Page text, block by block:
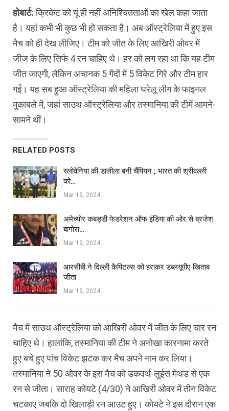
होबार्ट:क्रिकेट को यूं ही नहीं अनिश्चितताओं का खेल कहा जाता
है। यहां कभी भी कुछ भी हो सकता है। अब ऑस्ट्रेलिया में हुए इस
मैच को ही देख लीजिए। टीम को जीत के लिए आखिरी ओवर में
जीज के लिए सिर्फ 4 रन चाहिए थे। हर को लग रहा था कि यह टीम
जीत जाएगी, लेकिन अचानक 5 गेंदों में 5 विकेट गिरे और टीम हार
गई। यह सब हुआ ऑस्ट्रेलिया की महिला घरेलू लीग के फाइनल
मुकाबले में, जहां साउथ ऑस्ट्रेलिया और तस्मानिया की टीमें आमने-
सामने थीं।
RELATED POSTS
स्लोवेनिया की डालीला बनी चैंपियन ; भारत की श्रीवल्ली
को…
Mar 19, 2024
अमेच्योर कबड्डी फेडरेशन ऑफ इंडिया की ओर से ब्रजेश
बागोरा…
Mar 19, 2024
आरसीबी ने दिल्ली कैपिटल्स को हराकर डब्लयूपीए खिताब
जीता
Mar 19, 2024
मैच में साउथ ऑस्ट्रेलिया को आखिरी ओवर में जीत के लिए चार रन
चाहिए थे। हालांकि, तस्मानिया की टीम ने अनोखा कारनामा करते
हुए बचे हुए पांच विकेट झटक कर मैच अपने नाम कर लिया।
तस्मानिया ने 50 ओवर के इस मैच को डकवर्थ-लुईस मेथड से एक
रन से जीता। साराह कोयटे (4/30) ने आखिरी ओवर में तीन विकेट
चटकाए जबकि दो खिलाड़ी रन आउट हुए। कोयटे ने इस दौरान एक